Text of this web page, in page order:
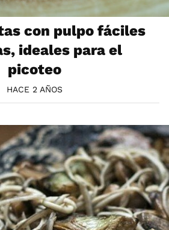
con pulpo fáciles
ideales para el
picoteo
HACE 2 AÑOS